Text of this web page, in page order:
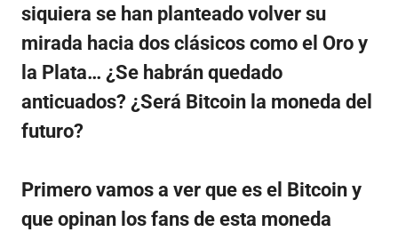
siquiera se han planteado volver su
mirada hacia dos clásicos como el Oro y
la Plata… ¿Se habrán quedado
anticuados? ¿Será Bitcoin la moneda del
futuro?
Primero vamos a ver que es el Bitcoin y
que opinan los fans de esta moneda